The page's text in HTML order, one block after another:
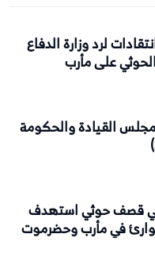
لرد وزارة الدفاع
على مأرب
القيادة والحكومة
جندياً في قصف حوثي استهدف
في مأرب وحضرموت